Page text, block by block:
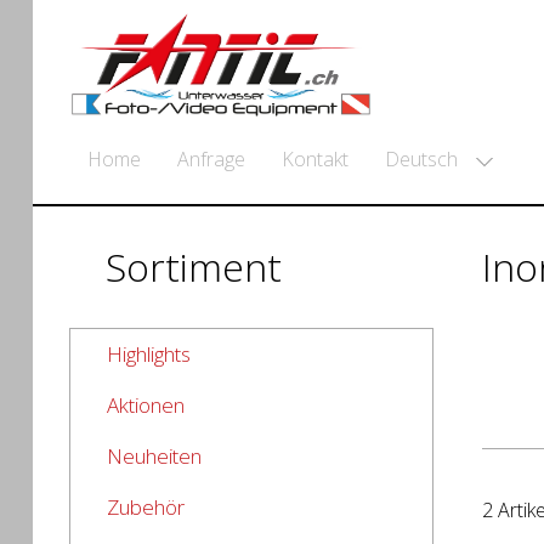
Home Anfrage Kontakt Deutsch
Sortiment
Highlights
Aktionen
Neuheiten
Zubehör
2